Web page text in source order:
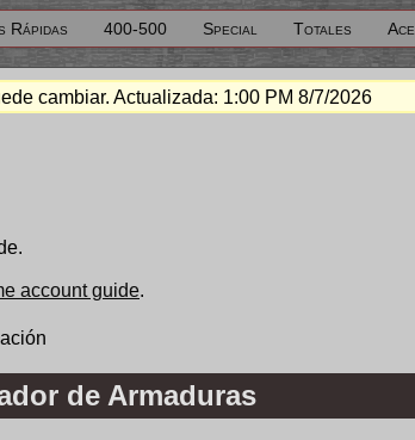
Rápidas 400-500 Special Totales
cambiar. Actualizada: 1:00 PM 8/7/2026
account guide.
de Armaduras